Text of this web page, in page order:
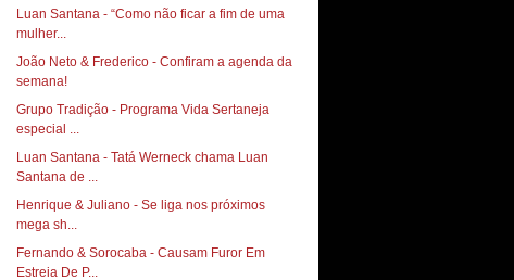
Luan Santana - “Como não ficar a fim de uma
mulher...
João Neto & Frederico - Confiram a agenda da
semana!
Grupo Tradição - Programa Vida Sertaneja
especial ...
Luan Santana - Tatá Werneck chama Luan
Santana de ...
Henrique & Juliano - Se liga nos próximos
mega sh...
Fernando & Sorocaba - Causam Furor Em
Estreia De P...